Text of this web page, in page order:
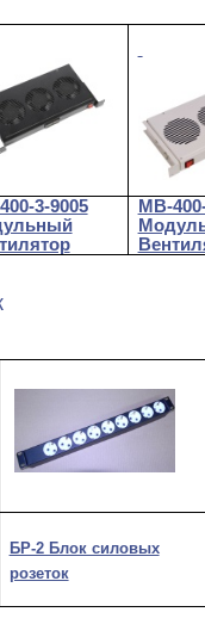
3-9005
МВ-
БР-2 Блок силовых
розеток